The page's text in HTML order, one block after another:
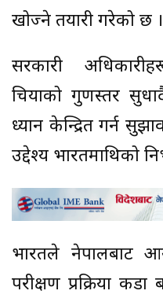
खोज्ने तयारी गरेको छ ।
सरकारी
चियाको गुणस्तर
ध्यान केन्द्रित गर्न
उद्देश्य भारतमाथिको
भारतले नेपालबाट
परीक्षण प्रक्रिया